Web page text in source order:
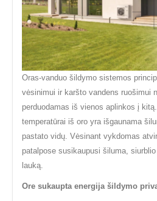
Oras-vanduo šildymo sistemos
vėsinimui ir karšto vandens ruošimui
perduodamas iš vienos aplinkos į
temperatūrai iš oro yra išgaunama
pastato vidų. Vėsinant vykdomas
patalpose susikaupusi šiluma,
lauką.
Ore sukaupta energija šildymo